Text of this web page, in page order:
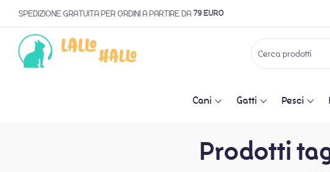
SPEDIZIONE GRATUITA PER ORDINI A PARTIRE DA79 EURO
Cani Gatti Pesci
Prodotti